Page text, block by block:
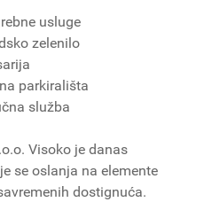
usluge
zelenilo
parkirališta
služba
Visoko je danas
se oslanja na elemente
dostignuća.